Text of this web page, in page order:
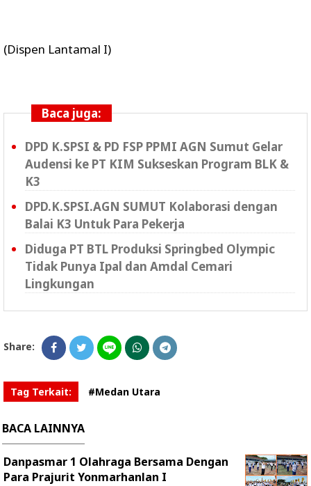
(Dispen Lantamal I)
Baca juga:
DPD K.SPSI & PD FSP PPMI AGN Sumut Gelar
Audensi ke PT KIM Sukseskan Program BLK &
K3
DPD.K.SPSI.AGN SUMUT Kolaborasi dengan
Balai K3 Untuk Para Pekerja
Diduga PT BTL Produksi Springbed Olympic
Tidak Punya Ipal dan Amdal Cemari
Lingkungan
Share:
Tag Terkait: #Medan Utara
BACA LAINNYA
Danpasmar 1 Olahraga Bersama Dengan
Para Prajurit Yonmarhanlan I